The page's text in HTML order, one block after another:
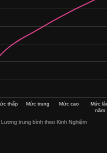
Lương trung bình theo Kinh Nghiệm
thấp Mức trung Mức cao
Mức
năm